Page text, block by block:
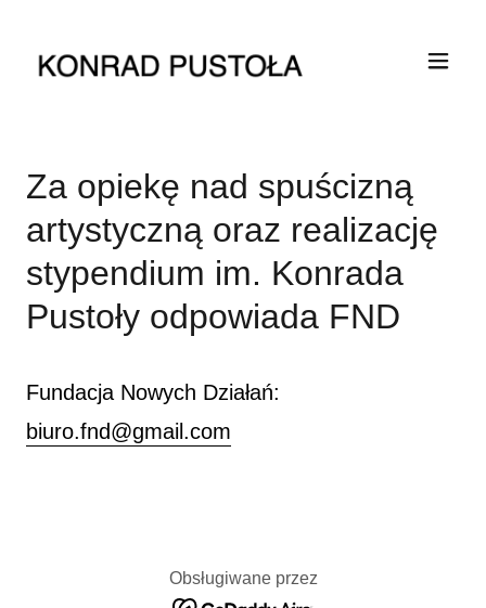
Za opiekę nad spuścizną
artystyczną oraz realizację
stypendium im. Konrada
Pustoły odpowiada FND
Fundacja Nowych Działań:
biuro.fnd@gmail.com
Obsługiwane przez